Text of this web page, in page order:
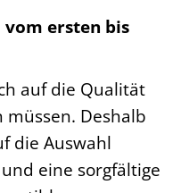
ersten bis
auf die Qualität
müssen. Deshalb
die Auswahl
eine sorgfältige